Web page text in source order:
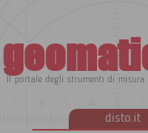
Il portale degli strumenti di
disto.it